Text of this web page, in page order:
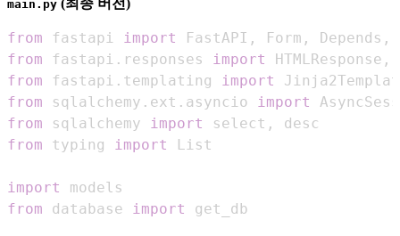
main.py
from fastapi import FastAPI , Form , Depends ,
from fastapi . responses import HTMLResponse ,
from fastapi . templating
import
from sqlalchemy . ext . asyncio
import
from sqlalchemy import select ,
from typing import
import
from database import